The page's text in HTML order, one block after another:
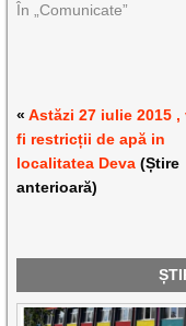
În „Comunicate”
«Astăzi 27 iulie 2015 ,
fi restricții de apă in
localitatea Deva (Știre
anterioară)